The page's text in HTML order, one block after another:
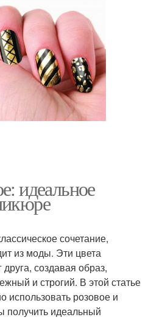
идеальное
сочетание,
из моды. Эти цвета
создавая образ,
и строгий. В этой статье
использовать розовое и
получить идеальный